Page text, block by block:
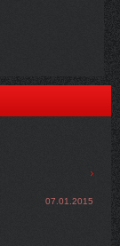
07.01.2015